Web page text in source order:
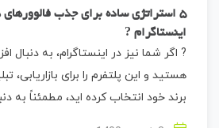
5 استراتژی ساده برای جذب
اینستاگرام ?
? اگر شما نیز در اینستاگرام، به دنبال
هستید و این پلتفرم را برای بازاریابی،
برند خود انتخاب کرده اید، مطمئناً به